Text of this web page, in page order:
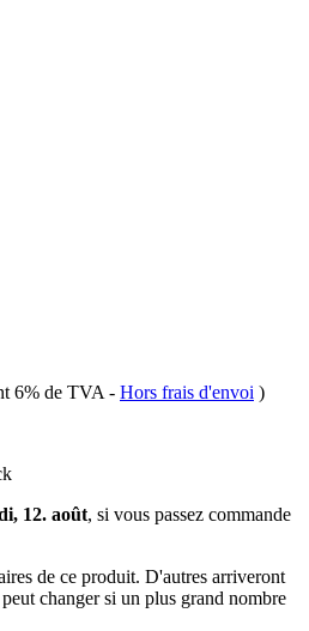
6% de TVA - Hors frais d'envoi )
12. août, si vous passez commande
de ce produit. D'autres arriveront
changer si un plus grand nombre